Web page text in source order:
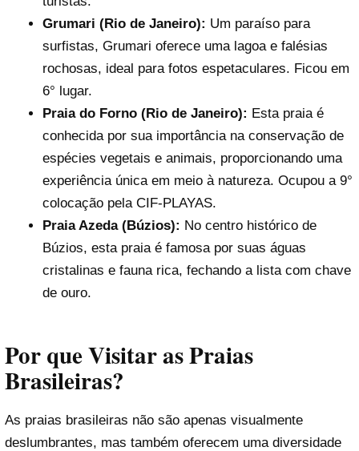
Grumari (Rio de Janeiro): Um paraíso para
surfistas, Grumari oferece uma lagoa e falésias
rochosas, ideal para fotos espetaculares. Ficou em
6° lugar.
Praia do Forno (Rio de Janeiro): Esta praia é
conhecida por sua importância na conservação de
espécies vegetais e animais, proporcionando uma
experiência única em meio à natureza. Ocupou a 9°
colocação pela CIF-PLAYAS.
Praia Azeda (Búzios): No centro histórico de
Búzios, esta praia é famosa por suas águas
cristalinas e fauna rica, fechando a lista com chave
de ouro.
Por que Visitar as Praias
Brasileiras?
As praias brasileiras não são apenas visualmente
deslumbrantes, mas também oferecem uma diversidade